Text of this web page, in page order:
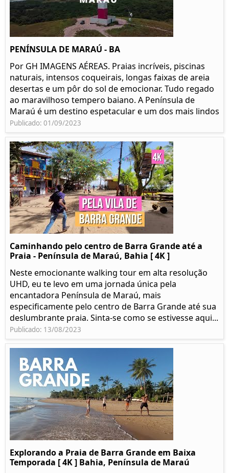
PENÍNSULA DE MARAÚ - BA
Por GH IMAGENS AÉREAS. Praias incríveis, piscinas
naturais, intensos coqueirais, longas faixas de areia
desertas e um pôr do sol de emocionar. Tudo regado
ao maravilhoso tempero baiano. A Península de
Maraú é um destino espetacular e um dos mais lindos
Publicado: 01/09/2023
Caminhando pelo centro de Barra Grande até a
Praia - Península de Maraú, Bahia [ 4K ]
Neste emocionante walking tour em alta resolução
UHD, eu te levo em uma jornada única pela
encantadora Península de Maraú, mais
especificamente pelo centro de Barra Grande até sua
deslumbrante praia. Sinta-se como se estivesse aqui...
Publicado: 13/08/2023
Explorando a Praia de Barra Grande em Baixa
Temporada [ 4K ] Bahia, Península de Maraú